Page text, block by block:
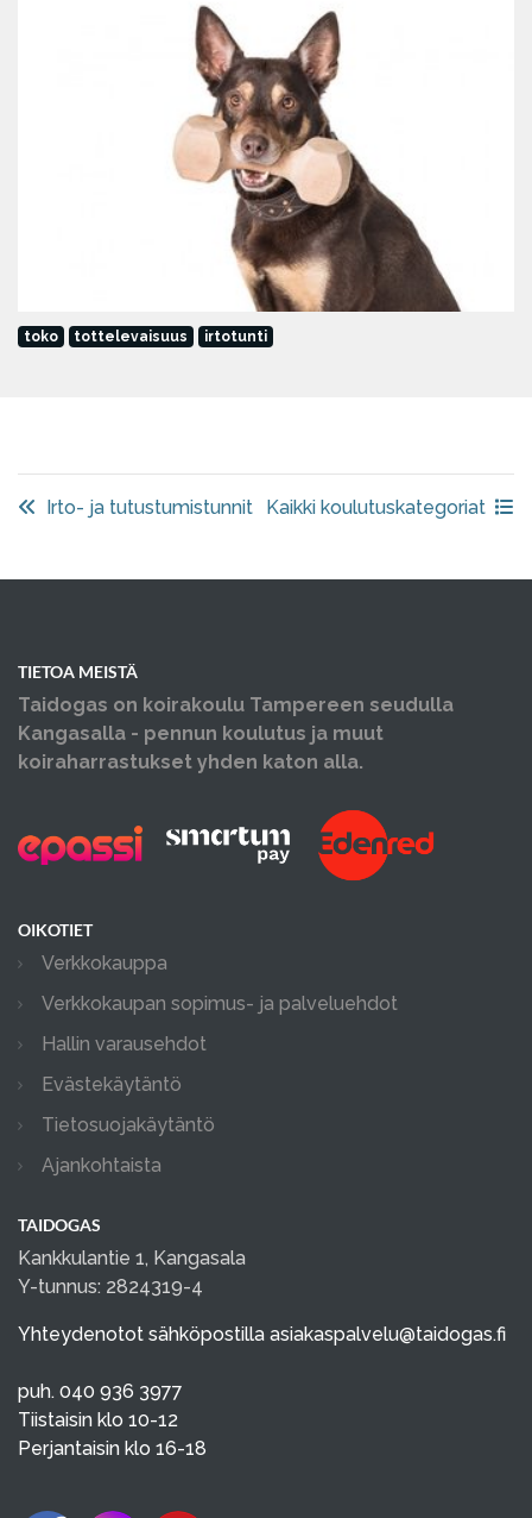
toko tottelevaisuus irtotunti
Irto- ja tutustumistunnit Kaikki koulutuskategoriat
TIETOA MEISTÄ
Taidogas on koirakoulu Tampereen seudulla
Kangasalla - pennun koulutus ja muut
koiraharrastukset yhden katon alla.
OIKOTIET
Verkkokauppa
Verkkokaupan sopimus- ja palveluehdot
Hallin varausehdot
Evästekäytäntö
Tietosuojakäytäntö
Ajankohtaista
TAIDOGAS
Kankkulantie 1, Kangasala
Y-tunnus: 2824319-4
Yhteydenotot sähköpostilla asiakaspalvelu@taidogas.fi
puh. 040 936 3977
Tiistaisin klo 10-12
Perjantaisin klo 16-18